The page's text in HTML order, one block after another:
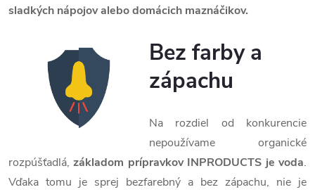
sladkých nápojov alebo domácich maznáčikov.
Bez farby a
zápachu
Na rozdiel od konkurencie
nepoužívame organické
rozpúšťadlá,základom prípravkov INPRODUCTS je voda.
Vďaka tomu je sprej bezfarebný a bez zápachu, nie je